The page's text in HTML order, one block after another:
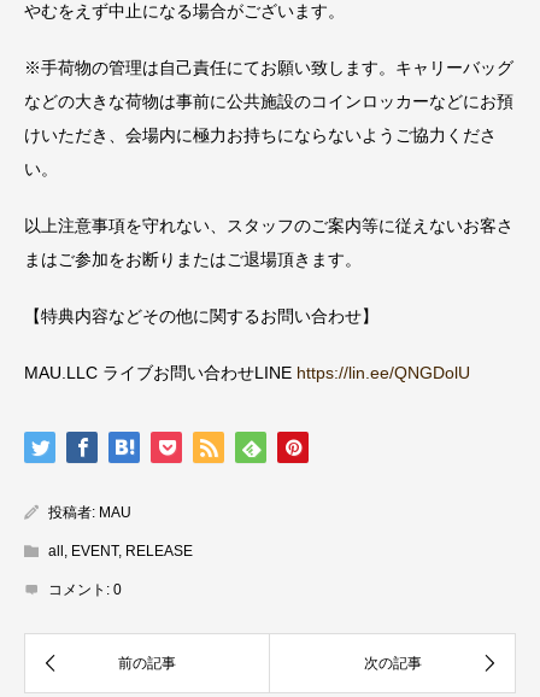
やむをえず中止になる場合がございます。
※手荷物の管理は自己責任にてお願い致します。キャリーバッグ
などの大きな荷物は事前に公共施設のコインロッカーなどにお預
けいただき、会場内に極力お持ちにならないようご協力くださ
い。
以上注意事項を守れない、スタッフのご案内等に従えないお客さ
まはご参加をお断りまたはご退場頂きます。
【特典内容などその他に関するお問い合わせ】
MAU.LLC ライブお問い合わせLINE https://lin.ee/QNGDolU
投稿者: MAU
all EVENT, RELEASE
コメント: 0